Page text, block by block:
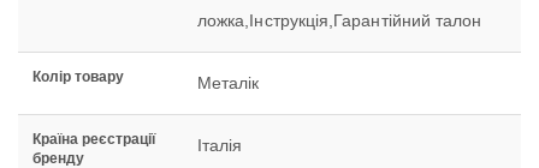
ложка,Інструкція,Гарантійний талон
Колір товару Металік
Країна реєстрації
бренду
Італія